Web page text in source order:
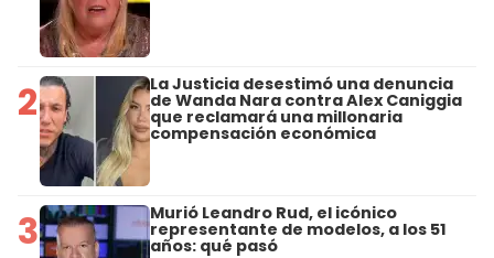
2 La Justicia desestimó una denuncia
de Wanda Nara contra Alex Caniggia
que reclamará una millonaria
compensación económica
3 Murió Leandro Rud, el icónico
representante de modelos, a los 51
años: qué pasó